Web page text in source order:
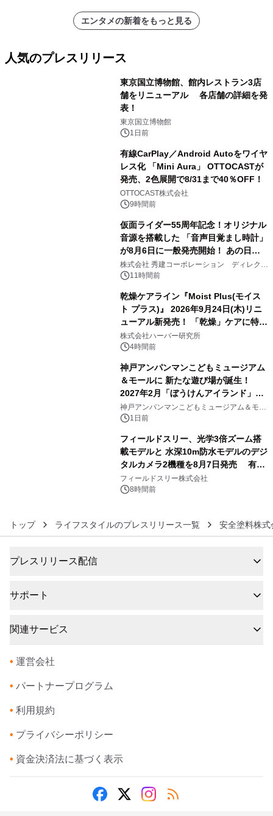
エンタメの新着をもっと見る
人気のプレスリリース
東京国立博物館、館内レストラン3店
舗をリニューアル 各店舗の詳細を発
表！
東京国立博物館
1日前
有線CarPlay／Android Autoをワイヤ
レス化 「Mini Aura」 OTTOCASTが
発売、2色展開で8/31まで40％OFF！
OTTOCAST株式会社
9時間前
仮面ライダー55周年記念！オリジナル
音源を搭載した 「音声目覚まし時計」
が8月6日に一般発売開始！ あの日の
大興奮が今甦る
株式会社 秀建コーポレーション ディレクト
アートギャラリー
11時間前
乾燥ケアライン『Moist Plus(モイス
ト プラス)』 2026年9月24日(木)リニ
ューアル新発売！ 「乾燥」ケアに特化
し、ライン使いで潤いに満ちた肌へ
株式会社ハーバー研究所
4時間前
神戸アンパンマンこどもミュージアム
＆モールに 新たな遊び場が誕生！
2027年2月「ぼうけんアイランド」が
オープン
神戸アンパンマンこどもミュージアム＆モー
ル 1日前
フィールドスリー、光学3倍ズーム搭
載モデルと 水深10m防水モデルのデジ
タルカメラ2機種を8月7日発売 有効
約1300万画素、用途別に選べるコンデ
ジ新登場
フィールドスリー株式会社
8時間前
トップ ライフスタイルのプレスリリース一覧 安全塗料株式
プレスリリース配信
サポート
関連サービス
• 運営会社
• パートナープログラム
• 利用規約
• プライバシーポリシー
• 資金決済法に基づく表示